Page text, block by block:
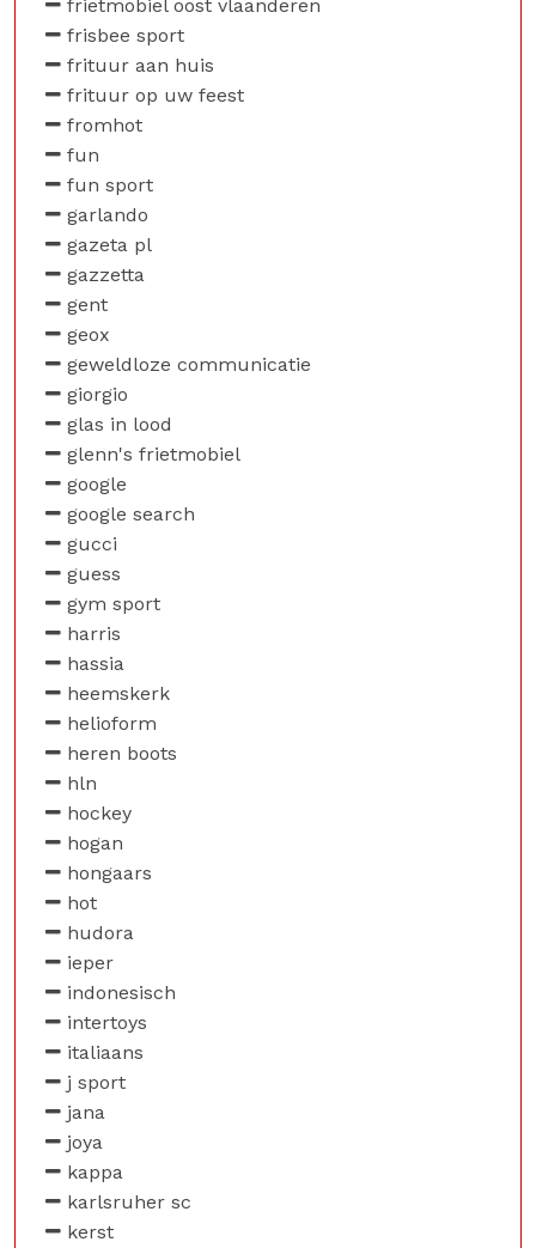
frietmobiel oost vlaanderen
frisbee sport
frituur aan huis
frituur op uw feest
fromhot
fun
fun sport
garlando
gazeta pl
gazzetta
gent
geox
geweldloze communicatie
giorgio
glas in lood
glenn's frietmobiel
google
google search
gucci
guess
gym sport
harris
hassia
heemskerk
helioform
heren boots
hln
hockey
hogan
hongaars
hot
hudora
ieper
indonesisch
intertoys
italiaans
j sport
jana
joya
kappa
karlsruher sc
kerst